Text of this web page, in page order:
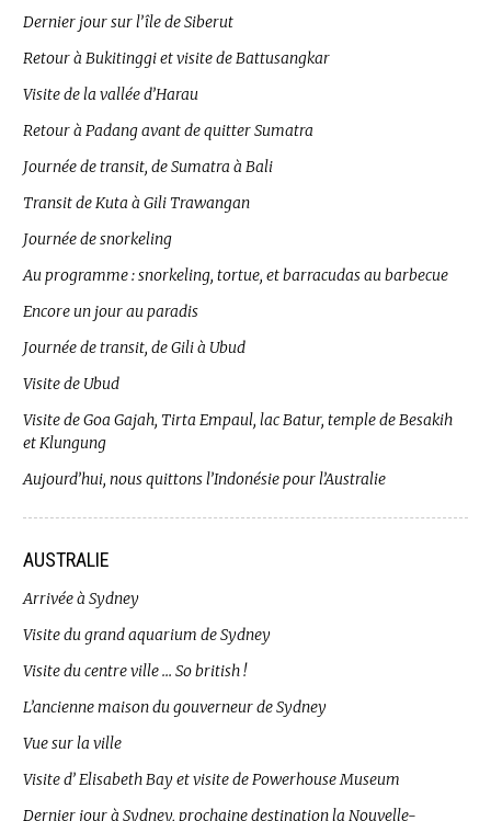
Dernier jour sur l’île de Siberut
Retour à Bukitinggi et visite de Battusangkar
Visite de la vallée d’Harau
Retour à Padang avant de quitter Sumatra
Journée de transit, de Sumatra à Bali
Transit de Kuta à Gili Trawangan
Journée de snorkeling
Au programme : snorkeling, tortue, et barracudas au barbecue
Encore un jour au paradis
Journée de transit, de Gili à Ubud
Visite de Ubud
Visite de Goa Gajah, Tirta Empaul, lac Batur, temple de Besakih
et Klungung
Aujourd’hui, nous quittons l’Indonésie pour l’Australie
AUSTRALIE
Arrivée à Sydney
Visite du grand aquarium de Sydney
Visite du centre ville … So british !
L’ancienne maison du gouverneur de Sydney
Vue sur la ville
Visite d’ Elisabeth Bay et visite de Powerhouse Museum
Dernier jour à Sydney, prochaine destination la Nouvelle-